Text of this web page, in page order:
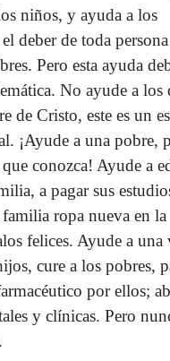
niños, y ayuda a los
deber de toda
Pero esta ayuda
No ayude a los
de Cristo, este es un
¡Ayude a una pobre,
conozca! Ayude a
a pagar sus
ropa nueva en la
felices. Ayude a una
cure a los pobres,
por ellos;
y clínicas. Pero